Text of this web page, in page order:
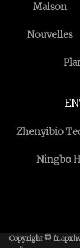
Maison
Nouvelles
Zhenyibio Technologie
Ningbo Haorui
Copyright ©